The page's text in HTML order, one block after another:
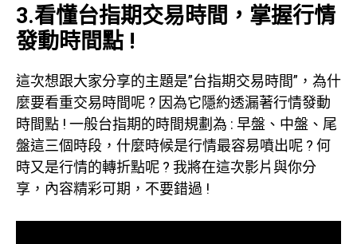
3.看懂台指期交易時間，掌握行情
發動時間點 !
這次想跟大家分享的主題是”台指期交易時間”，為什
麼要看重交易時間呢 ? 因為它隱約透漏著行情發動
時間點 ! 一般台指期的時間規劃為 : 早盤、中盤、尾
盤這三個時段，什麼時候是行情最容易噴出呢 ? 何
時又是行情的轉折點呢 ? 我將在這次影片與你分
享，內容精彩可期，不要錯過 !